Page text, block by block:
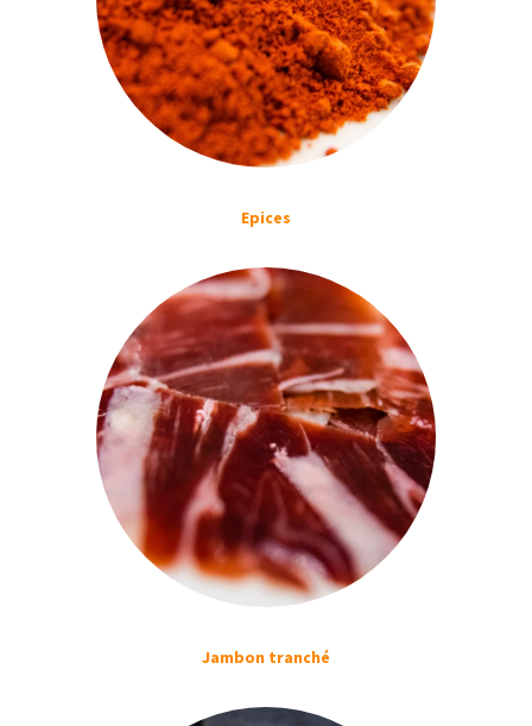
Epices
Jambon tranché